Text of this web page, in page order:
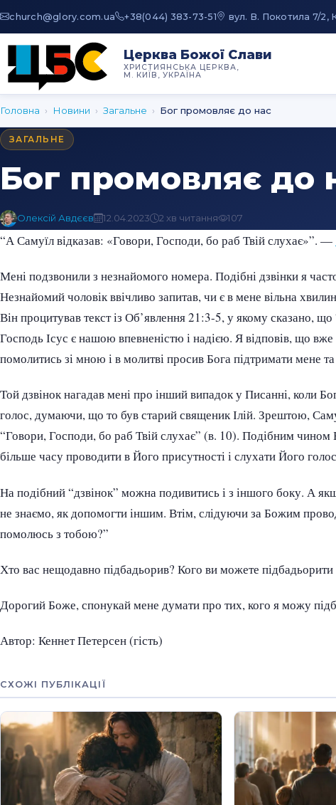
au.moc.yrolg@hcruhc +38(044) 383-73-51 вул. В. Покотила 7/2,
Церква Божої Слави
ХРИСТИЯНСЬКА ЦЕРКВА,
М. КИЇВ, УКРАЇНА
Головна › Новини › Загальне › Бог промовляє до нас
ЗАГАЛЬНЕ
Бог промовляє до
Олексій Авдєєв 12.04.2023 2 хв читання 107
“А Самуїл відказав: «Говори, Господи, бо раб Твій слухає»”. —
Мені подзвонили з незнайомого номера. Подібні дзвінки я
Незнайомий чоловік ввічливо запитав, чи є в мене вільна
Він процитував текст із Об’явлення 21:3-5, у якому сказано,
Господь Ісус є нашою впевненістю і надією. Я відповів, що
помолитись зі мною і в молитві просив Бога підтримати мене
Той дзвінок нагадав мені про інший випадок у Писанні, коли
голос, думаючи, що то був старий священик Ілій. Зрештою,
“Говори, Господи, бо раб Твій слухає” (в. 10). Подібним чином
більше часу проводити в Його присутності і слухати Його
На подібний “дзвінок” можна подивитись і з іншого боку. А
не знаємо, як допомогти іншим. Втім, слідуючи за Божим
помолюсь з тобою?”
Хто вас нещодавно підбадьорив? Кого ви можете підбадьорити
Дорогий Боже, спонукай мене думати про тих, кого я можу
Автор: Кеннет Петерсен (гість)
СХОЖІ ПУБЛІКАЦІЇ